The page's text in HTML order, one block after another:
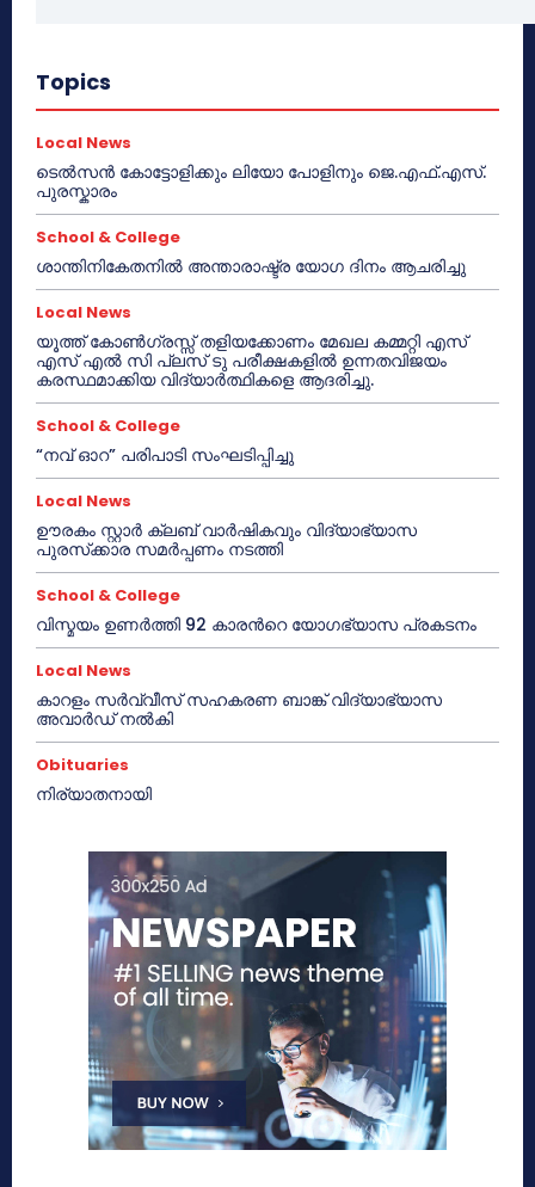
Topics
Local News
ടെൽസൻ കോട്ടോളിക്കും ലിയോ പോളിനും ജെ.എഫ്.എസ്.
പുരസ്കാരം
School & College
ശാന്തിനികേതനിൽ അന്താരാഷ്ട്ര യോഗ ദിനം ആചരിച്ചു
Local News
യൂത്ത് കോൺഗ്രസ്സ് തളിയക്കോണം മേഖല കമ്മറ്റി എസ്
എസ് എൽ സി പ്ലസ് ടു പരീക്ഷകളിൽ ഉന്നതവിജയം
കരസ്ഥമാക്കിയ വിദ്യാർത്ഥികളെ ആദരിച്ചു.
School & College
“നവ് ഓറ” പരിപാടി സംഘടിപ്പിച്ചു
Local News
ഊരകം സ്റ്റാർ ക്ലബ് വാർഷികവും വിദ്യാഭ്യാസ
പുരസ്‌ക്കാര സമർപ്പണം നടത്തി
School & College
വിസ്മയം ഉണർത്തി 92 കാരൻറെ യോഗഭ്യാസ പ്രകടനം
Local News
കാറളം സർവ്വീസ് സഹകരണ ബാങ്ക് വിദ്യാഭ്യാസ
അവാർഡ് നൽകി
Obituaries
നിര്യാതനായി